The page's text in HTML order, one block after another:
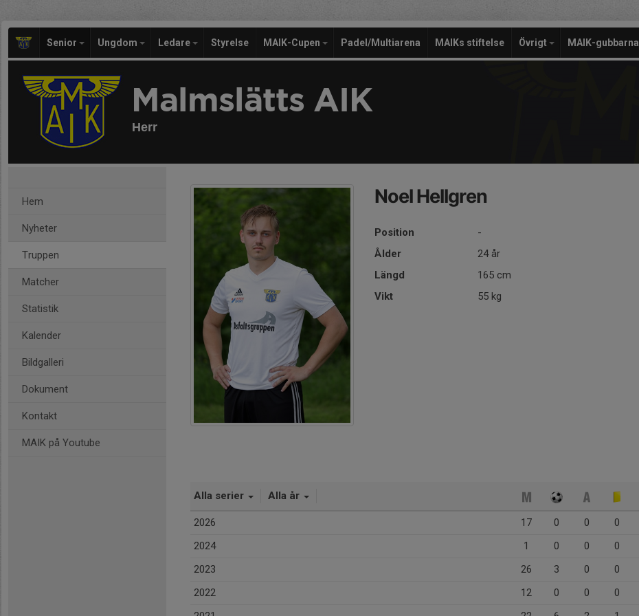
Senior Ungdom Ledare Styrelse MAIK-Cupen Padel/Multiarena MAIKs stiftelse Övrigt MAIK-gubbarna
Malmslätts AIK
Herr
Hem
Nyheter
Truppen
Matcher
Statistik
Kalender
Bildgalleri
Dokument
Kontakt
MAIK på Youtube
Noel Hellgren
Position
-
Ålder
24 år
Längd
165 cm
Vikt
55 kg
Alla serier Alla år
2026 17 0 0 0
2024
1 0 0 0
2023
26 3 0 0
2022
12 0 0 0